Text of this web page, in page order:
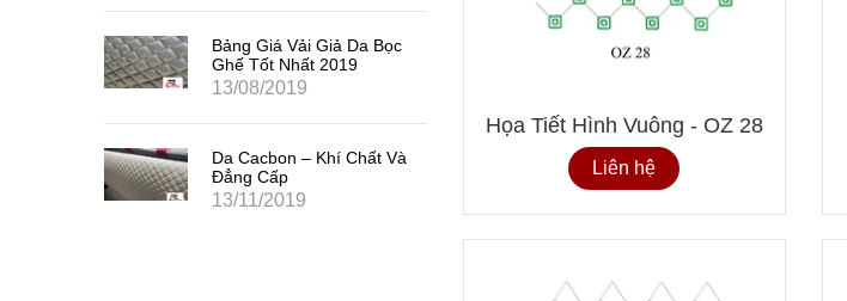
Họa Tiết Hình Vuông - OZ 28
Liên hệ
Bảng Giá Vải Giả Da Bọc
Ghế Tốt Nhất 2019
13/08/2019
Da Cacbon – Khí Chất Và
Đẳng Cấp
13/11/2019